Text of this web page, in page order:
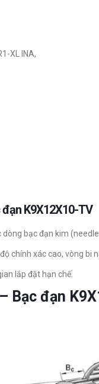
XL INA,
đạn K9X12X10-TV
bạc đạn kim
chính xác cao, vòng bi
lắp đặt hạn chế.
Bạc đạn